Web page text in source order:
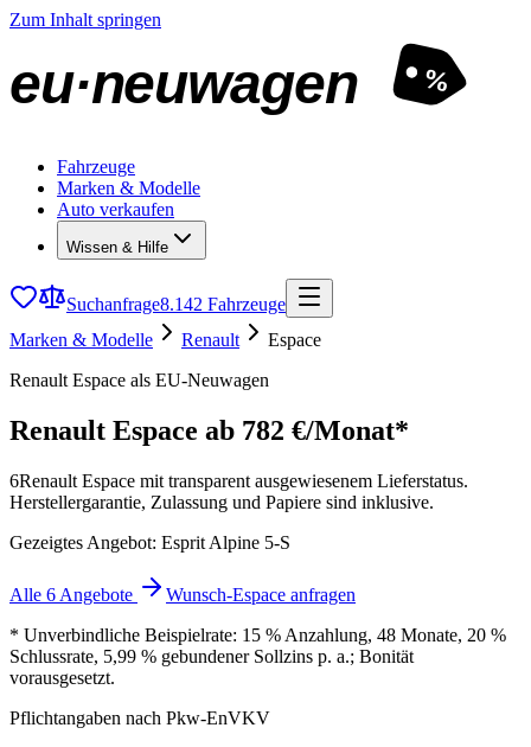
Zum Inhalt springen
eu·neuwagen %
Fahrzeuge
Marken & Modelle
Auto verkaufen
Wissen & Hilfe
Suchanfrage8.142 Fahrzeuge
Marken & Modelle
Renault
Espace
Renault Espace als EU-Neuwagen
Renault Espace ab 782 €/Monat*
6Renault Espace mit transparent ausgewiesenem Lieferstatus.
Herstellergarantie, Zulassung und Papiere sind inklusive.
Gezeigtes Angebot: Esprit Alpine 5-S
Alle 6 Angebote
Wunsch-Espace anfragen
* Unverbindliche Beispielrate: 15 % Anzahlung, 48 Monate, 20 %
Schlussrate, 5,99 % gebundener Sollzins p. a.; Bonität
vorausgesetzt.
Pflichtangaben nach Pkw-EnVKV